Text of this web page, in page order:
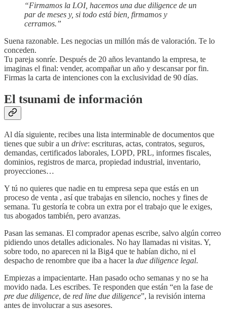
“Firmamos la LOI, hacemos una due diligence de un
par de meses y, si todo está bien, firmamos y
cerramos.”
Suena razonable. Les negocias un millón más de valoración. Te lo
conceden.
Tu pareja sonríe. Después de 20 años levantando la empresa, te
imaginas el final: vender, acompañar un año y descansar por fin.
Firmas la carta de intenciones con la exclusividad de 90 días.
El tsunami de información
Al día siguiente, recibes una lista interminable de documentos que
tienes que subir a un drive: escrituras, actas, contratos, seguros,
demandas, certificados laborales, LOPD, PRL, informes fiscales,
dominios, registros de marca, propiedad industrial, inventario,
proyecciones…
Y tú no quieres que nadie en tu empresa sepa que estás en un
proceso de venta , así que trabajas en silencio, noches y fines de
semana. Tu gestoría te cobra un extra por el trabajo que le exiges,
tus abogados también, pero avanzas.
Pasan las semanas. El comprador apenas escribe, salvo algún correo
pidiendo unos detalles adicionales. No hay llamadas ni visitas. Y,
sobre todo, no aparecen ni la Big4 que te habían dicho, ni el
despacho de renombre que iba a hacer la due diligence legal.
Empiezas a impacientarte. Han pasado ocho semanas y no se ha
movido nada. Les escribes. Te responden que están “en la fase de
pre due diligence, de red line due diligence”, la revisión interna
antes de involucrar a sus asesores.